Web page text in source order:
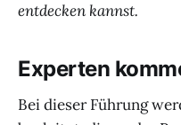
entdecken kannst.
Experten
Bei dieser Führung